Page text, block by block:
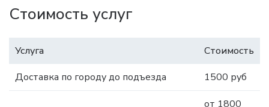
Стоимость услуг
Услуга
Стоимость
Доставка по городу до подъезда
1500 руб
от 1800